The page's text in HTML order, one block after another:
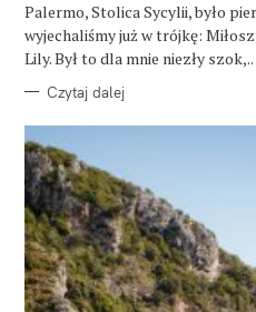
Palermo, Stolica Sycylii, było
wyjechaliśmy już w trójkę:
Lily. Był to dla mnie niezły szok,..
Czytaj dalej